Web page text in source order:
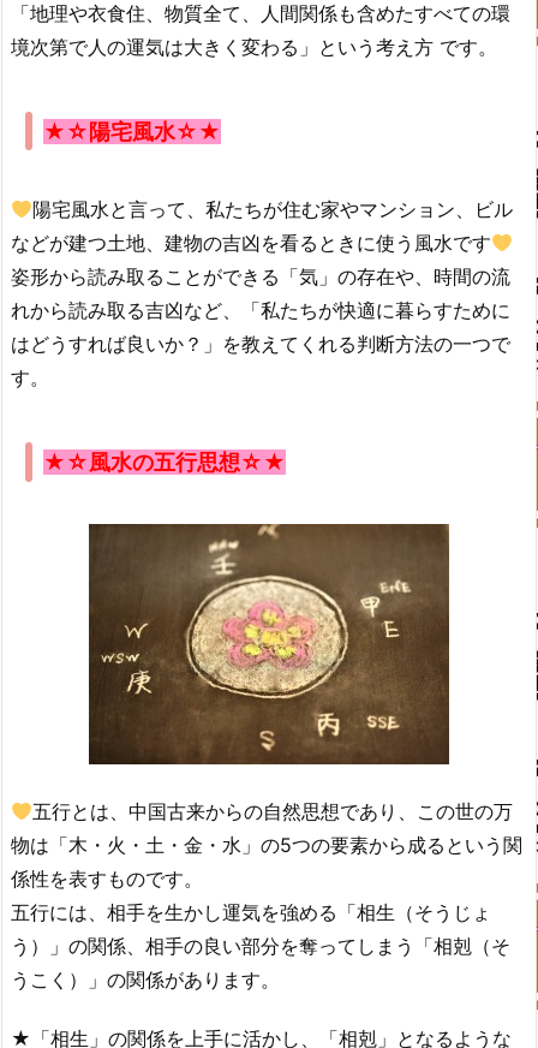
「地理や衣食住、物質全て、人間関係も含めたすべての環
境次第で人の運気は大きく変わる」という考え方 です。
★☆陽宅風水☆★
陽宅風水と言って、私たちが住む家やマンション、ビル
などが建つ土地、建物の吉凶を看るときに使う風水です
姿形から読み取ることができる「気」の存在や、時間の流
れから読み取る吉凶など、「私たちが快適に暮らすために
はどうすれば良いか？」を教えてくれる判断方法の一つで
す。
★☆風水の五行思想☆★
五行とは、中国古来からの自然思想であり、この世の万
物は「木・火・土・金・水」の5つの要素から成るという関
係性を表すものです。
五行には、相手を生かし運気を強める「相生（そうじょ
う）」の関係、相手の良い部分を奪ってしまう「相剋（そ
うこく）」の関係があります。
★「相生」の関係を上手に活かし、「相剋」となるような